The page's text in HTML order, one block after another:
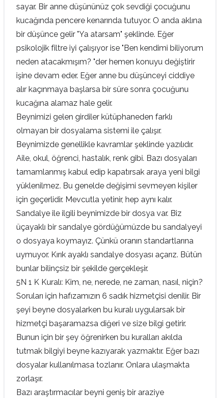
sayar. Bir anne düşününüz çok sevdiği çocuğunu
kucağında pencere kenarında tutuyor. O anda aklına
bir düşünce gelir "Ya atarsam" şeklinde. Eğer
psikolojik filtre iyi çalışıyor ise "Ben kendimi biliyorum
neden atacakmışım? "der hemen konuyu değiştirir
işine devam eder. Eğer anne bu düşünceyi ciddiye
alır kaçınmaya başlarsa bir süre sonra çocuğunu
kucağına alamaz hale gelir.
Beynimizi gelen girdiler kütüphaneden farklı
olmayan bir dosyalama sistemi ile çalışır.
Beynimizde genellikle kavramlar şeklinde yazılıdır.
Aile, okul, öğrenci, hastalık, renk gibi. Bazı dosyaları
tamamlanmış kabul edip kapatırsak araya yeni bilgi
yüklenilmez. Bu genelde değişimi sevmeyen kişiler
için geçerlidir. Mevcutla yetinir, hep aynı kalır.
Sandalye ile ilgili beynimizde bir dosya var. Biz
üçayaklı bir sandalye gördüğümüzde bu sandalyeyi
o dosyaya koymayız. Çünkü oranın standartlarına
uymuyor. Kırık ayaklı sandalye dosyası açarız. Bütün
bunlar bilinçsiz bir şekilde gerçekleşir.
5N 1 K Kuralı: Kim, ne, nerede, ne zaman, nasıl, niçin?
Soruları için hafızamızın 6 sadık hizmetçisi denilir. Bir
şeyi beyne dosyalarken bu kuralı uygularsak bir
hizmetçi başaramazsa diğeri ve size bilgi getirir.
Bunun için bir şey öğrenirken bu kuralları akılda
tutmak bilgiyi beyne kazıyarak yazmaktır. Eğer bazı
dosyalar kullanılmasa tozlanır. Onlara ulaşmakta
zorlaşır.
Bazı araştırmacılar beyni geniş bir araziye